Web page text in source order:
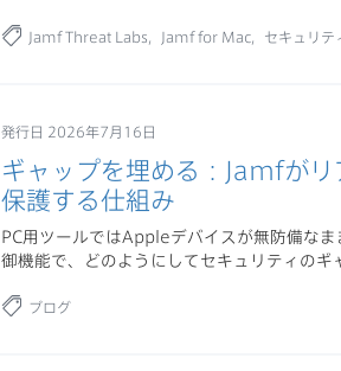
Jamf Threat Labs Jamf for Mac セキュリテ
発行日 2026年7月16日
ギャップを埋める：Jamfが
保護する仕組み
PC用ツールではAppleデバイスが無防備な
御機能で、どのようにしてセキュリティのギ
ブログ